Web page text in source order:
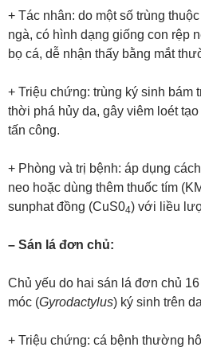
+ Tác nhân: do một số trùng
ngà, có hình dạng giống con rệp
bọ cá, dễ nhận thấy bằng mắt
+ Triệu chứng: trùng ký sinh bám
thời phá hủy da, gây viêm loét
tấn công.
+ Phòng và trị bệnh: áp dụng
neo hoặc dùng thêm thuốc tím
sunphat đồng (CuS04) với liều
– Sán lá đơn chủ:
Chủ yếu do hai sán lá đơn chủ
móc (Gyrodactylus) ký sinh trên
+ Triệu chứng: cá bệnh thường